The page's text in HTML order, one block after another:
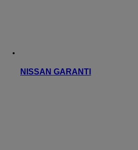
NISSAN GARANTI